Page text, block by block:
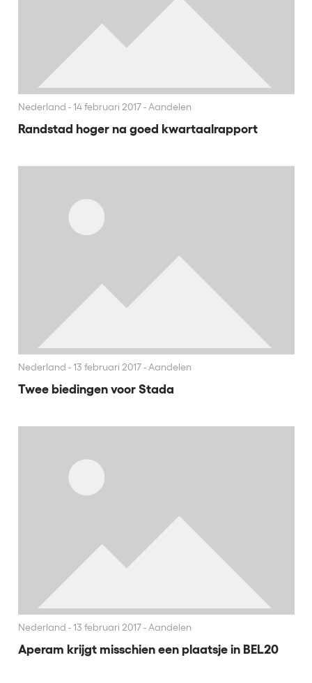
Nederland 14 februari 2017 - Aandelen
Randstad hoger na goed kwartaalrapport
Nederland 13 februari 2017 - Aandelen
Twee biedingen voor Stada
Nederland 13 februari 2017 - Aandelen
Aperam krijgt misschien een plaatsje in BEL20